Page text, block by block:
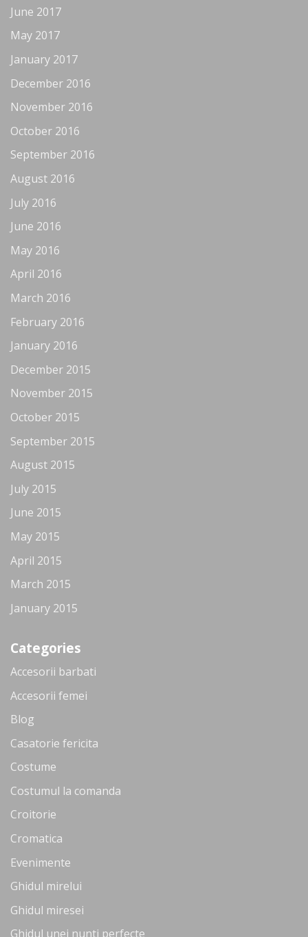
June 2017
May 2017
January 2017
December 2016
November 2016
October 2016
September 2016
August 2016
July 2016
June 2016
May 2016
April 2016
March 2016
February 2016
January 2016
December 2015
November 2015
October 2015
September 2015
August 2015
July 2015
June 2015
May 2015
April 2015
March 2015
January 2015
Categories
Accesorii barbati
Accesorii femei
Blog
Casatorie fericita
Costume
Costumul la comanda
Croitorie
Cromatica
Evenimente
Ghidul mirelui
Ghidul miresei
Ghidul unei nunti perfecte